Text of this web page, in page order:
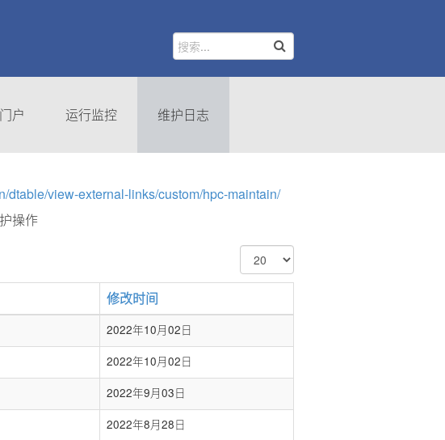
户 运行监控 维护日志
dtable/view-external-links/custom/hpc-maintain/
操作
每
页
显
数
修改时间
2022年10月02日
2022年10月02日
2022年9月03日
2022年8月28日